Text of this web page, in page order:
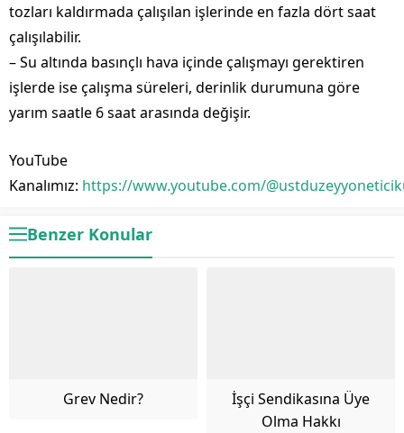
tozları kaldırmada çalışılan işlerinde en fazla dört saat
çalışılabilir.
– Su altında basınçlı hava içinde çalışmayı gerektiren
işlerde ise çalışma süreleri, derinlik durumuna göre
yarım saatle 6 saat arasında değişir.
YouTube
Kanalımız: https://www.youtube.com/
Benzer Konular
Grev Nedir?
İşçi Sendikasına Üye
Olma Hakkı